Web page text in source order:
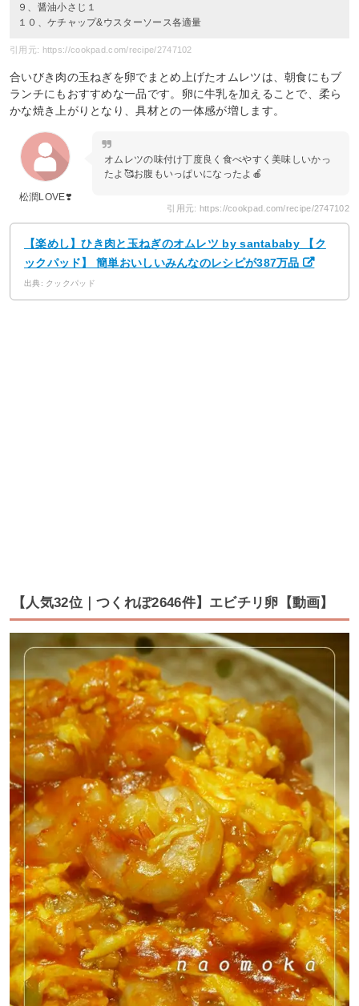
９、醤油小さじ１
１０、ケチャップ&ウスターソース各適量
引用元: https://cookpad.com/recipe/2747102
合いびき肉の玉ねぎを卵でまとめ上げたオムレツは、朝食にもブ
ランチにもおすすめな一品です。卵に牛乳を加えることで、柔ら
かな焼き上がりとなり、具材との一体感が増します。
松潤LOVE❣️
オムレツの味付け丁度良く食べやすく美味しいかっ
たよ🥰お腹もいっぱいになったよ🍎
引用元: https://cookpad.com/recipe/2747102
【楽めし】ひき肉と玉ねぎのオムレツ by santababy 【ク
ックパッド】 簡単おいしいみんなのレシピが387万品
出典: クックパッド
【人気32位｜つくれぽ2646件】エビチリ卵【動画】